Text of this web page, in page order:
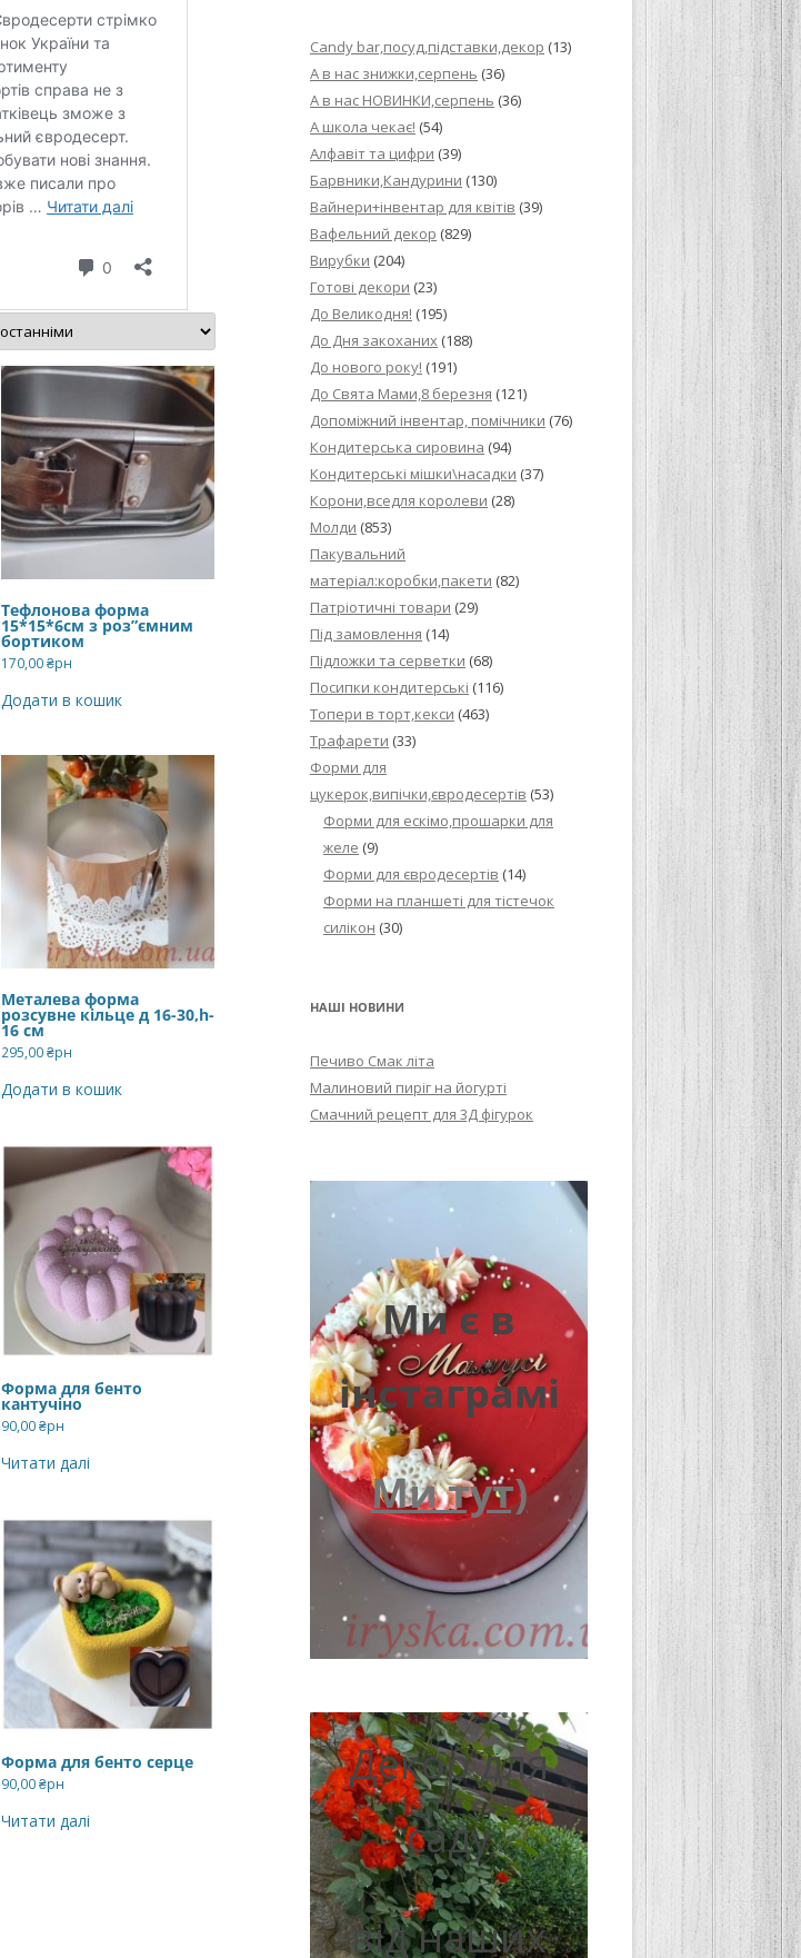
ТОРТУ,РЕЦЕПТ ПРИГОТУВАННЯ
РЕЦЕПТ МАСТИКИ ДЛЯ
ПОКРИТТЯ ТОРТІВ НА ОСНОВІ
РЕЦЕПТ ЛИМОННОГО ПИРОГА З
МИГДАЛЬНЕ ПЕЧИВКО
“ЗГУЩЕНОГО МОЛОКА БАГАТО
НЕ БУВАЄ АБО УЛЮБЛЕНИЙ
ДЕСЕРТ АРГЕНТИНЦІВ”
РЕЦЕПТ ДЛЯ ШОКОЛАДНИХ
ПОТЬОКІВ
Тефлонова форма
15*15*6см з роз”ємним
бортиком
170,00₴рн
Додати в кошик
Металева форма
розсувне кільце д 16-30,h-
16 см
295,00₴рн
Додати в кошик
Форма для бенто
кантучіно
90,00₴рн
Читати далі
Форма для бенто серце
90,00₴рн
Читати далі
Candy bar,посуд,підставки,декор (13)
А в нас знижки,серпень (36)
А в нас НОВИНКИ,серпень (36)
А школа чекає! (54)
Алфавіт та цифри (39)
Барвники,Кандурини (130)
Вайнери+інвентар для квітів (39)
Вафельний декор (829)
Вирубки (204)
Готові декори (23)
До Великодня! (195)
До Дня закоханих (188)
До нового року! (191)
До Свята Мами,8 березня (121)
Допоміжний інвентар, помічники (76)
Кондитерська сировина (94)
Кондитерські мішки\насадки (37)
Корони,вседля королеви (28)
Молди (853)
Пакувальний
матеріал:коробки,пакети (82)
Патріотичні товари (29)
Під замовлення (14)
Підложки та серветки (68)
Посипки кондитерські (116)
Топери в торт,кекси (463)
Трафарети (33)
Форми для
цукерок,випічки,євродесертів (53)
Форми для ескімо,прошарки для
желе (9)
Форми для євродесертів (14)
Форми на планшеті для тістечок
силікон (30)
НАШІ НОВИНИ
Печиво Смак літа
Малиновий пиріг на йогурті
Смачний рецепт для 3Д фігурок
Ми є в
інстаграмі
Ми тут)
Декор для
саду
від наших